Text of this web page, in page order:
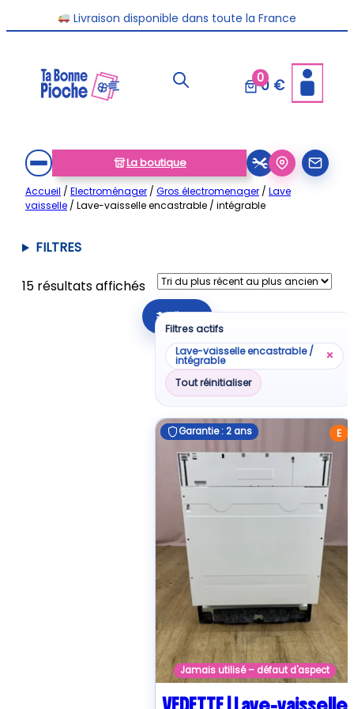
au
Livraison disponible dans toute la France
00 €
La boutique
Accueil / Electroménager / Gros électromenager / Lave
vaisselle / Lave-vaisselle encastrable / intégrable
FILTRES
15 résultats affichésTrié
du
plus
récent
plus
ancien
Filtrer
Filtres actifs
Lave-vaisselle encastrable /
intégrable ×
Tout réinitialiser
E
Garantie : 2 ans
Jamais utilisé – défaut d'aspect
Garantie : 2 ans